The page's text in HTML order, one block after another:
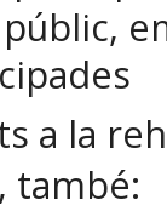
a la
també: